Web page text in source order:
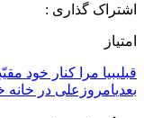
اشتراک گذاری :
امتیاز
قبلیبیا مرا کنار خود
بعدیامروزعلی در